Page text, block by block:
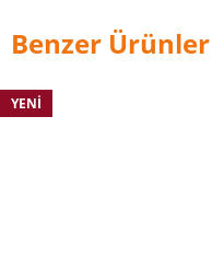
Benzer Ürünler
YENI